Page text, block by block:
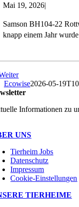
Mai 19, 2026|
Samson BH104-22
knapp einem Jahr
Ecowise2026-05-
Informationen zu
UNS
Tierheim Jobs
Datenschutz
Impressum
Cookie-Einstellungen
TIERHEIME